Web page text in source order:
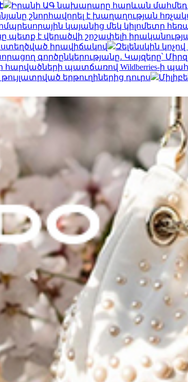
Իրանի ԱԳ նախարարը հարևան
շնորհավորել է խաղաղության
կայանից մեկ կիլոմետր
պետք է վերածվի շոշափելի
ստեղծված իրավիճակով
Զելենսկին
գործընկերությանը․ Կայզերը՝
հարվածների պատճառով Wildberries-ի
երթուղիներից դուրս